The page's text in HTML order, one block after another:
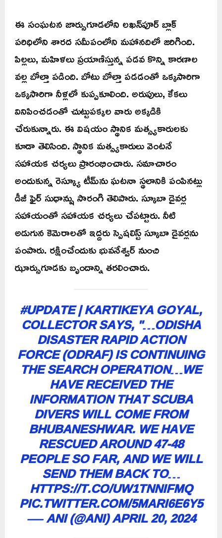
ఈ సంఘటన జార్సుగూడలోని లఖన్‌పూర్ బ్లాక్
పరిధిలోని శారద సమీపంలోని మహానదిలో జరిగింది.
పిల్లలు, మహిళలు ప్రయాణిస్తున్న పడవ కొన్ని కారణాల
వల్ల బోల్తా పడింది. బోటు బోల్తా పడడంతో ఒక్కసారిగా
ఒక్కసారిగా నీళ్లలో కుప్పకూలింది. అరుపులు, కేకలు
వినిపించడంతో చుట్టుపక్కల వారు అక్కడికి
చేరుకున్నారు. ఈ విషయం స్థానిక మత్స్యకారులకు
కూడా తెలిసింది. స్థానిక మత్స్యకారులు వెంటనే
సహాయక చర్యలు ప్రారంభించారు. సమాచారం
అందుకున్న రెస్క్యూ టీమ్‌ను ఘటనా స్థలానికి పంపినట్లు
డీజీ ఫైర్ సుధాన్షు సారంగి తెలిపారు. స్కూబా డైవర్ల
సహాయంతో సహాయక చర్యలు చేపట్టారు. నీటి
అడుగున కెమెరాలతో ఇద్దరు స్పెషలిస్ట్ స్కూబా డైవర్లను
పంపారు. రక్షించేందుకు భువనేశ్వర్‌ నుంచి
ఝార్సుగూడకు బృందాన్ని తరలించారు.
#UPDATE| KARTIKEYA GOYAL,
COLLECTOR SAYS, "…ODISHA
DISASTER RAPID ACTION
FORCE (ODRAF) IS CONTINUING
THE SEARCH OPERATION…WE
HAVE RECEIVED THE
INFORMATION THAT SCUBA
DIVERS WILL COME FROM
BHUBANESHWAR. WE HAVE
RESCUED AROUND 47-48
PEOPLE SO FAR, AND WE WILL
SEND THEM BACK TO…
HTTPS://T.CO/UW1TNNIFMQ
PIC.TWITTER.COM/5MARI6E6Y5
— ANI (@ANI)APRIL 20, 2024